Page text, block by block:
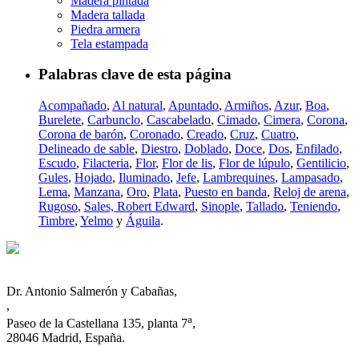
Madera tallada
Piedra armera
Tela estampada
Palabras clave de esta página
Acompañado, Al natural, Apuntado, Armiños, Azur, Boa,
Burelete, Carbunclo, Cascabelado, Cimado, Cimera, Corona,
Corona de barón, Coronado, Creado, Cruz, Cuatro,
Delineado de sable, Diestro, Doblado, Doce, Dos, Enfilado,
Escudo, Filacteria, Flor, Flor de lis, Flor de lúpulo, Gentilicio,
Gules, Hojado, Iluminado, Jefe, Lambrequines, Lampasado,
Lema, Manzana, Oro, Plata, Puesto en banda, Reloj de arena,
Rugoso, Sales, Robert Edward, Sinople, Tallado, Teniendo,
Timbre, Yelmo y Águila.
Dr. Antonio Salmerón y Cabañas,
,
Paseo de la Castellana 135, planta 7a,
28046 Madrid, España.